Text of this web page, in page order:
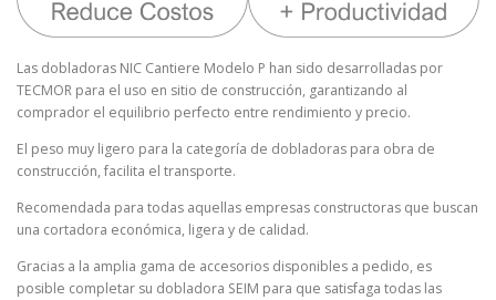
Las dobladoras NIC Cantiere Modelo P han sido desarrolladas por
TECMOR para el uso en sitio de construcción, garantizando al
comprador el equilibrio perfecto entre rendimiento y precio.
El peso muy ligero para la categoría de dobladoras para obra de
construcción, facilita el transporte.
Recomendada para todas aquellas empresas constructoras que buscan
una cortadora económica, ligera y de calidad.
Gracias a la amplia gama de accesorios disponibles a pedido, es
posible completar su dobladora SEIM para que satisfaga todas las